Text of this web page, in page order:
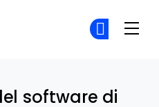
software di